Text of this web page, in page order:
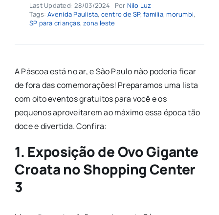
Last Updated: 28/03/2024 Por Nilo Luz
Tags:Avenida Paulista, centro de SP,familia,morumbi,
SP para crianças,zona leste
A Páscoa está no ar, e São Paulo não poderia ficar
de fora das comemorações! Preparamos uma lista
com oito eventos gratuitos para você e os
pequenos aproveitarem ao máximo essa época tão
doce e divertida. Confira:
1. Exposição de Ovo Gigante
Croata no Shopping Center
3